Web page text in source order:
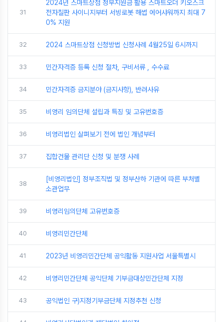
31
2024년 스마트상점 정부지원금 활용 스마트오더 키오스크
전자칠판 사이니지부터 서빙로봇 해썹 에어샤워까지 최대 7
0% 지원
32 2024 스마트상점 신청방법 신청사례 4월25일 6시까지
33 민간자격증 등록 신청 절차, 구비서류 , 수수료
34 민간자격증 금지분야 (금지사항), 반려사유
35 비영리 임의단체 설립과 특징 및 고유번호증
36 비영리법인 살펴보기 전에 법인 개념부터
37 집합건물 관리단 신청 및 분쟁 사례
38
[비영리법인] 정부조직법 및 정부산하 기관에 따른 부처별
소관업무
39 비영리임의단체 고유번호증
40 비영리민간단체
41 2023년 비영리민간단체 공익활동 지원사업 서울특별시
42 비영리민간단체 공익단체 기부금대상민간단체 지정
43 공익법인 구)지정기부금단체 지정추천 신청